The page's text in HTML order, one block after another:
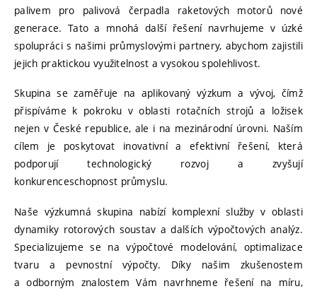
palivem pro palivová čerpadla raketových motorů nové
generace. Tato a mnohá další řešení navrhujeme v úzké
spolupráci s našimi průmyslovými partnery, abychom zajistili
jejich praktickou využitelnost a vysokou spolehlivost.
Skupina se zaměřuje na aplikovaný výzkum a vývoj, čímž
přispíváme k pokroku v oblasti rotačních strojů a ložisek
nejen v České republice, ale i na mezinárodní úrovni. Naším
cílem je poskytovat inovativní a efektivní řešení, která
podporují technologický rozvoj a zvyšují
konkurenceschopnost průmyslu.
Naše výzkumná skupina nabízí komplexní služby v oblasti
dynamiky rotorových soustav a dalších výpočtových analýz.
Specializujeme se na výpočtové modelování, optimalizace
tvaru a pevnostní výpočty. Díky našim zkušenostem
a odborným znalostem Vám navrhneme řešení na míru,